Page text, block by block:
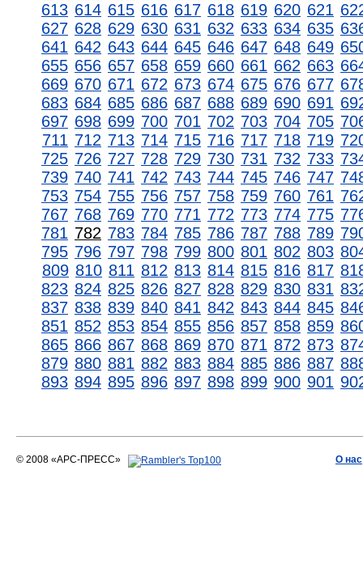
613 614 615 616 617 618 619 620 621
627 628 629 630 631 632 633 634 635
641 642 643 644 645 646 647 648 649
655 656 657 658 659 660 661 662 663
669 670 671 672 673 674 675 676 677
683 684 685 686 687 688 689 690 691
697 698 699 700 701 702 703 704 705
711 712 713 714 715 716 717 718 719
725 726 727 728 729 730 731 732 733
739 740 741 742 743 744 745 746 747
753 754 755 756 757 758 759 760 761
767 768 769 770 771 772 773 774 775
781 782 783 784 785 786 787 788 789
795 796 797 798 799 800 801 802 803
809 810 811 812 813 814 815 816 817
823 824 825 826 827 828 829 830 831
837 838 839 840 841 842 843 844 845
851 852 853 854 855 856 857 858 859
865 866 867 868 869 870 871 872 873
879 880 881 882 883 884 885 886 887
893 894 895 896 897 898 899 900 901
© 2008 «АРС-ПРЕСС» О нас